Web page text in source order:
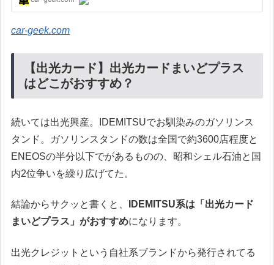
car-geek.com
【出光カード】出光カードまいどプラス
はどこがおすすめ？
続いては出光興産。IDEMITSUでお馴染みのガソリンス
タンド。ガソリンスタンドの数は全国で約3600店程度と
ENEOSの半分以下でがあるものの、昭和シェル石油と国
内2位争いを繰り広げてた。
結論からサクッと書くと、
IDEMITSU系は「出光カード
まいどプラス」がおすすめになります。
出光クレジットという自社系ブランドから発行されてる